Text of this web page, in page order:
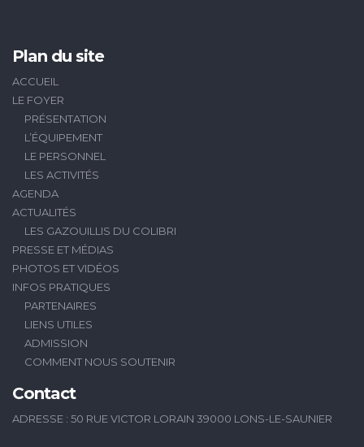
Plan du site
ACCUEIL
LE FOYER
PRÉSENTATION
L’ÉQUIPEMENT
LE PERSONNEL
LES ACTIVITÉS
AGENDA
ACTUALITÉS
LES GAZOUILLIS DU COLIBRI
PRESSE ET MÉDIAS
PHOTOS ET VIDÉOS
INFOS PRATIQUES
PARTENAIRES
LIENS UTILES
ADMISSION
COMMENT NOUS SOUTENIR
Contact
ADRESSE : 50 RUE VICTOR LORAIN 39000 LONS-LE-SAUNIER